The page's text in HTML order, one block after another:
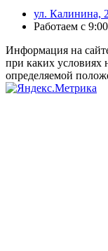
ул. Калинина,
Работаем с
Информация на
при каких условиях
определяемой